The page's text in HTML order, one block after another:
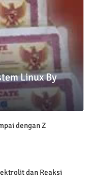
Linux By
dengan Z
dan Reaksi